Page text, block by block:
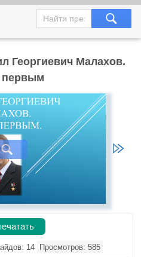
Георгиевич Малахов.
14
Просмотров: 585